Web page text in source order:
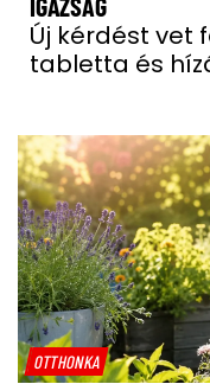
Új kérdést vet
tabletta és
OTTHONKA